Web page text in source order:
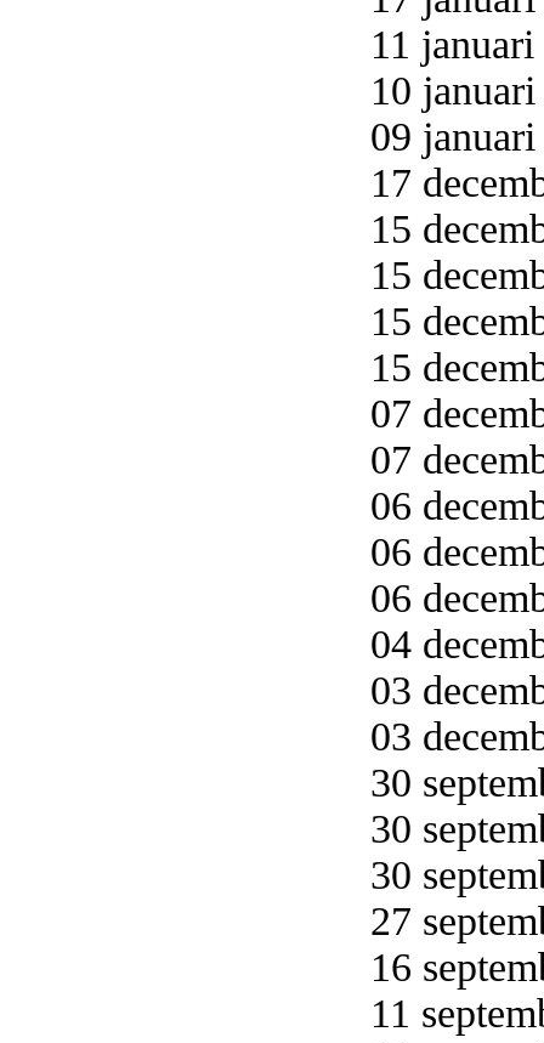
11
10
09
17
15
15
15
15
07
07
06
06
06
04
03
03
30
30
30
27
16
11